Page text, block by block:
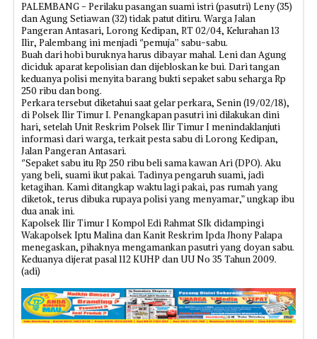
PALEMBANG - Perilaku pasangan suami istri (pasutri) Leny (35)
dan Agung Setiawan (32) tidak patut ditiru. Warga Jalan
Pangeran Antasari, Lorong Kedipan, RT 02/04, Kelurahan 13
Ilir, Palembang ini menjadi ‘’pemuja’’ sabu-sabu.
Buah dari hobi buruknya harus dibayar mahal. Leni dan Agung
diciduk aparat kepolisian dan dijebloskan ke bui. Dari tangan
keduanya polisi menyita barang bukti sepaket sabu seharga Rp
250 ribu dan bong.
Perkara tersebut diketahui saat gelar perkara, Senin (19/02/18),
di Polsek Ilir Timur I. Penangkapan pasutri ini dilakukan dini
hari, setelah Unit Reskrim Polsek Ilir Timur I menindaklanjuti
informasi dari warga, terkait pesta sabu di Lorong Kedipan,
Jalan Pangeran Antasari.
‘’Sepaket sabu itu Rp 250 ribu beli sama kawan Ari (DPO). Aku
yang beli, suami ikut pakai. Tadinya pengaruh suami, jadi
ketagihan. Kami ditangkap waktu lagi pakai, pas rumah yang
diketok, terus dibuka rupaya polisi yang menyamar,” ungkap ibu
dua anak ini.
Kapolsek Ilir Timur I Kompol Edi Rahmat SIk didampingi
Wakapolsek Iptu Malina dan Kanit Reskrim Ipda Jhony Palapa
menegaskan, pihaknya mengamankan pasutri yang doyan sabu.
Keduanya dijerat pasal 112 KUHP dan UU No 35 Tahun 2009.
(adi)